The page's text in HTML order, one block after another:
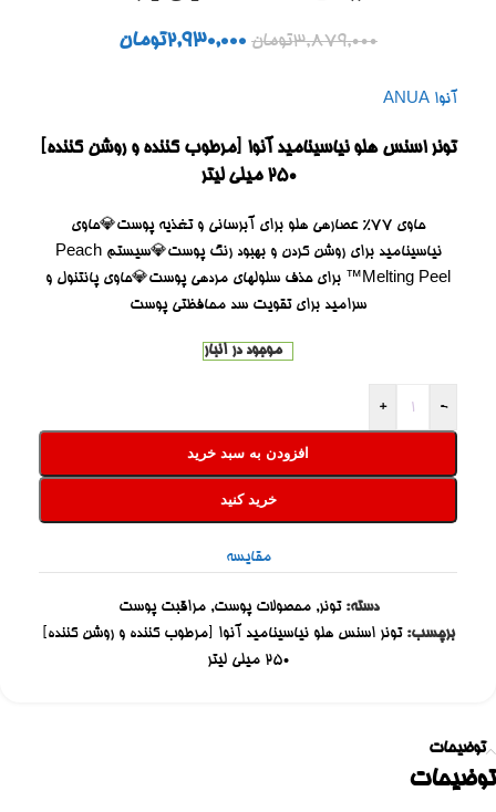
3,879,000تومان 2,930,000تومان
آنوا ANUA
تونر اسنس هلو نیاسینامید آنوا [مرطوب کننده و روشن کننده]
250 میلی لیتر
حاوی 77% عصارهی هلو برای آبرسانی و تغذیه پوست💎حاوی
نیاسینامید برای روشن کردن و بهبود رنگ پوست💎سیستم Peach
Melting Peel™ برای حذف سلولهای مردهی پوست💎حاوی پانتنول و
سرامید برای تقویت سد محافظتی پوست
موجود در انبار
-
+
افزودن به سبد خرید
خرید کنید
مقایسه
دسته: تونر, محصولات پوست, مراقبت پوست
برچسب: تونر اسنس هلو نیاسینامید آنوا [مرطوب کننده و روشن کننده]
250 میلی لیتر
توضیحات
توضیحات